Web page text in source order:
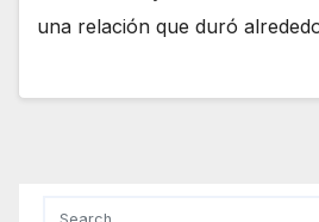
una relación que duró